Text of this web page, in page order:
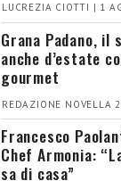
LUCREZIA CIOTTI | 1
Grana Padano, il
anche d’estate
gourmet
REDAZIONE NOVELLA
Francesco
Chef Armonia:
sa di casa”